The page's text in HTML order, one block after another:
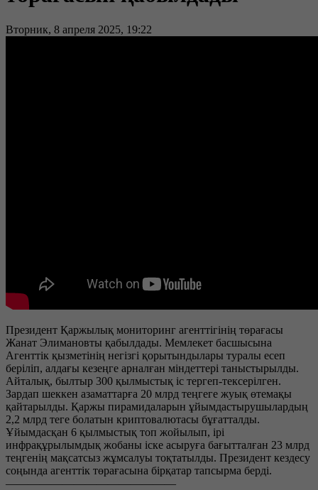
Вторник, 8 апреля 2025, 19:22
Президент Қаржылық мониторинг агенттігінің төрағасы
Жанат Элимановты қабылдады. Мемлекет басшысына
Агенттік қызметінің негізгі қорытындылары туралы есеп
беріліп, алдағы кезеңге арналған міндеттері таныстырылды.
Айталық, былтыр 300 қылмыстық іс тергеп-тексерілген.
Зардап шеккен азаматтарға 20 млрд теңгеге жуық өтемақы
қайтарылды. Қаржы пирамидаларын ұйымдастырушылардың
2,2 млрд теге болатын криптовалютасы бұғатталды.
Ұйымдасқан 6 қылмыстық топ жойылып, ірі
инфрақұрылымдық жобаны іске асыруға бағытталған 23 млрд
теңгенің мақсатсыз жұмсалуы тоқтатылды. Президент кездесу
соңында агенттік төрағасына бірқатар тапсырма берді.
———————————————